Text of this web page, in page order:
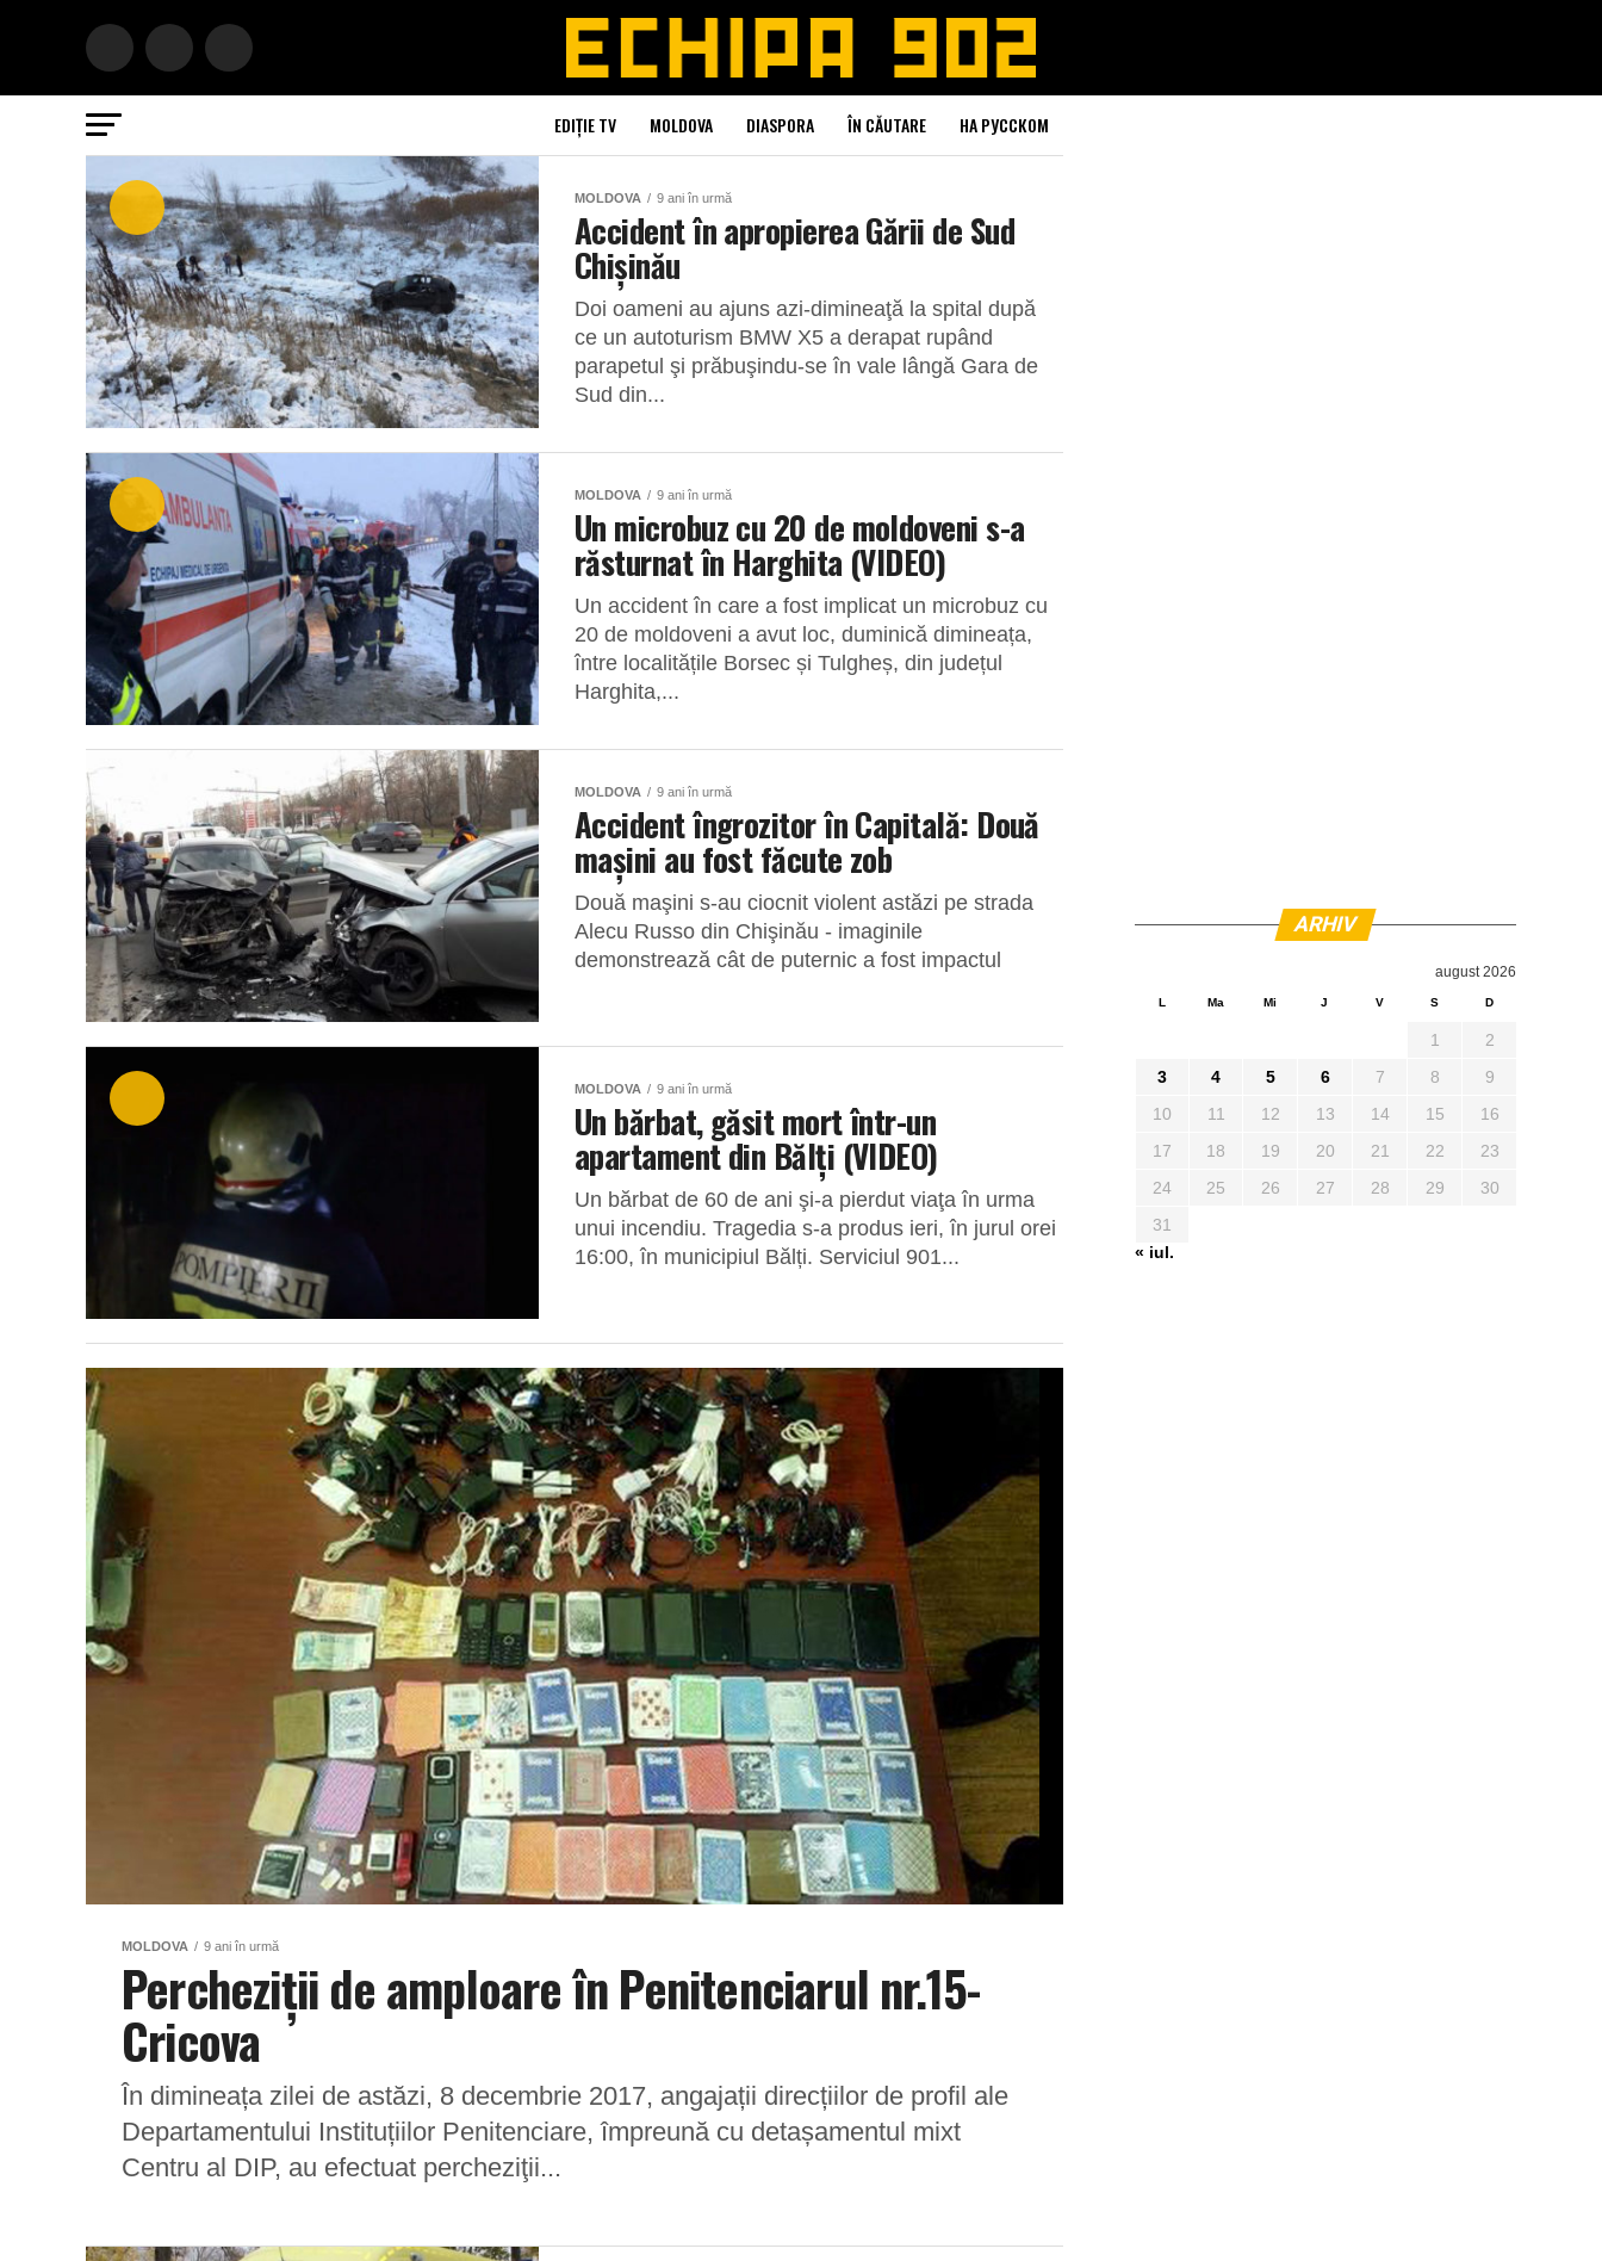
EDIȚIE TV MOLDOVA DIASPORA ÎN CĂUTARE НА РУССКОМ
MOLDOVA 9 ani în urmă
Accident în apropierea Gării de Sud
Chișinău
Doi oameni au ajuns azi-dimineaţă la spital după
ce un autoturism BMW X5 a derapat rupând
parapetul şi prăbuşindu-se în vale lângă Gara de
Sud din...
MOLDOVA 9 ani în urmă
Un microbuz cu 20 de moldoveni s-a
răsturnat în Harghita (VIDEO)
Un accident în care a fost implicat un microbuz cu
20 de moldoveni a avut loc, duminică dimineața,
între localitățile Borsec și Tulgheș, din județul
Harghita,...
MOLDOVA 9 ani în urmă
Accident îngrozitor în Capitală: Două
maşini au fost făcute zob
Două maşini s-au ciocnit violent astăzi pe strada
Alecu Russo din Chişinău - imaginile
demonstrează cât de puternic a fost impactul
MOLDOVA 9 ani în urmă
Un bărbat, găsit mort într-un
apartament din Bălți (VIDEO)
Un bărbat de 60 de ani şi-a pierdut viaţa în urma
unui incendiu. Tragedia s-a produs ieri, în jurul orei
16:00, în municipiul Bălți. Serviciul 901...
MOLDOVA 9 ani în urmă
Percheziții de amploare în Penitenciarul nr.15-
Cricova
În dimineața zilei de astăzi, 8 decembrie 2017, angajații direcțiilor de profil ale
Departamentului Instituțiilor Penitenciare, împreună cu detașamentul mixt
Centru al DIP, au efectuat percheziţii...
ARHIV
august 2026
L Ma Mi J V S D
1
2
3
4 5 6 7 8
9
10
11 12 13 14 15
16
17
18 19 20 21 22
23
24
25 26 27 28 29
30
31
« iul.